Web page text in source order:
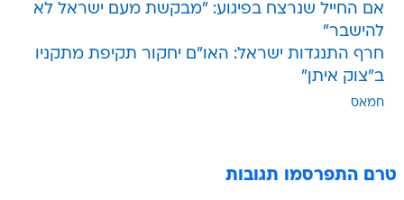
אם החייל שנרצח בפיגוע: "מבקשת מעם ישראל לא
להישבר"
חרף התנגדות ישראל: האו"ם יחקור תקיפת מתקניו
ב"צוק איתן"
חמאס
טרם התפרסמו תגובות